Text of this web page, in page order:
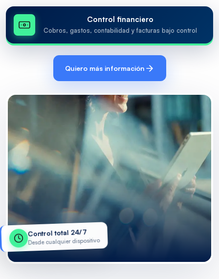
Control total 24/7
Desde cualquier dispositivo
Control financiero
Cobros, gastos, contabilidad y facturas bajo control
Quiero más información